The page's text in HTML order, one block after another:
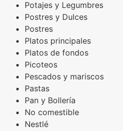
Potajes y Legumbres
Postres y Dulces
Postres
Platos principales
Platos de fondos
Picoteos
Pescados y mariscos
Pastas
Pan y Bollería
No comestible
Nestlé